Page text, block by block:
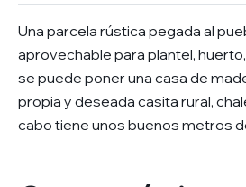
Una parcela rústica pegada al
aprovechable para plantel,
se puede poner una casa de
propia y deseada casita rural,
cabo tiene unos buenos metros